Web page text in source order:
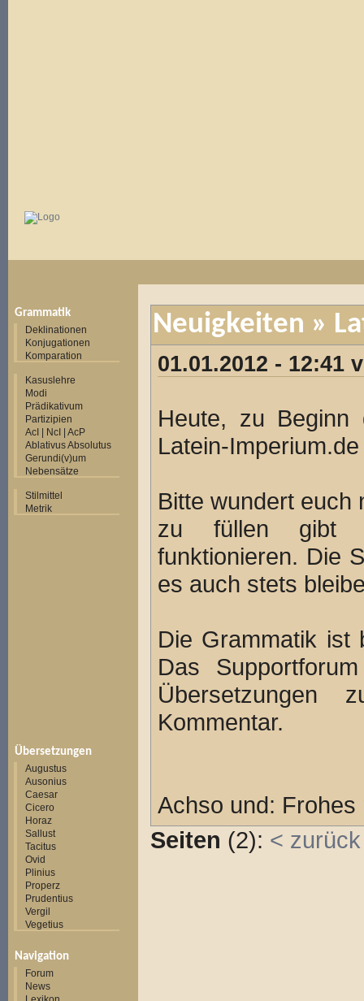
Grammatik
Deklinationen
Konjugationen
Komparation
Kasuslehre
Modi
Prädikativum
Partizipien
AcI | NcI | AcP
Ablativus Absolutus
Gerundi(v)um
Nebensätze
Stilmittel
Metrik
Übersetzungen
Augustus
Ausonius
Caesar
Cicero
Horaz
Sallust
Tacitus
Ovid
Plinius
Properz
Prudentius
Vergil
Vegetius
Navigation
Forum
News
Neuigkeiten »
01.01.2012 - 12:41
Heute, zu Beginn
Latein-
Bitte wundert euch
zu füllen gibt
funktionieren. Die
es auch stets
Die Grammatik ist
Das
Kommentar.
Achso und: Frohes
Seiten (2): < zurück